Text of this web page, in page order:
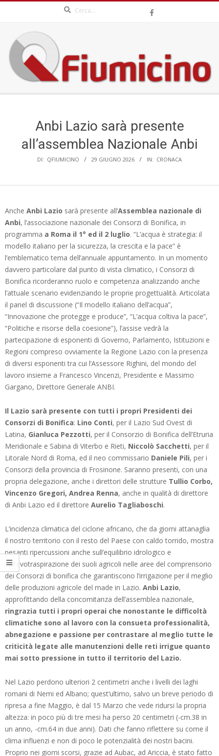
content
QFIUMICINO.COM
Anbi Lazio sarà presente
all’assemblea Nazionale Anbi
DI: QFIUMICINO 29 GIUGNO 2026 IN: CRONACA
Anche Anbi Lazio sarà presente all’Assemblea nazionale di
Anbi, l’associazione nazionale dei Consorzi di Bonifica, in
programma a Roma il 1° ed il 2 luglio. “L’acqua è strategia: il
modello italiano per la sicurezza, la crescita e la pace” è
l’emblematico tema dell’annuale appuntamento. In un momento
davvero particolare dal punto di vista climatico, i Consorzi di
Bonifica ricorderanno ruolo e competenza analizzando anche
l’attuale scenario evidenziando le proprie progettualità. Articolata
il panel di discussione (“Il modello italiano dell’acqua”,
“Innovazione che protegge e produce”, “L’acqua coltiva la pace”,
“Politiche e risorse della coesione”), l’assise vedrà la
partecipazione di esponenti di Governo, Parlamento, Istituzioni e
Regioni compreso ovviamente la Regione Lazio con la presenza
di diversi esponenti tra cui l’Assessore Righini, del mondo del
lavoro insieme a Francesco Vincenzi, Presidente e Massimo
Gargano, Direttore Generale ANBI.
Il Lazio sarà presente con tutti i propri Presidenti dei
Consorzi di Bonifica: Lino Conti, per il Lazio Sud Ovest di
Latina, Gianluca Pezzotti, per il Consorzio di Bonifica dell’Etruria
Meridionale e Sabina di Viterbo e Rieti, Niccolò Sacchetti, per il
Litorale Nord di Roma, ed il neo commissario Daniele Pili, per i
Consorzi della provincia di Frosinone. Saranno presenti, con una
propria delegazione, anche i direttori delle strutture Tullio Corbo,
Vincenzo Gregori, Andrea Renna, anche in qualità di direttore
di Anbi Lazio ed il direttore Aurelio Tagliaboschi.
L’incidenza climatica del ciclone africano, che da giorni attanaglia
il nostro territorio con il resto del Paese con caldo torrido, mostra
pesanti ripercussioni anche sull’equilibrio idrologico e
sull’evotraspirazione dei suoli agricoli nelle aree del comprensorio
dei Consorzi di bonifica che garantiscono l’irrigazione per il meglio
delle produzioni agricole del made in Lazio. Anbi Lazio,
approfittando della concomitanza dell’assemblea nazionale,
ringrazia tutti i propri operai che nonostante le difficoltà
climatiche sono al lavoro con la consueta professionalità,
abnegazione e passione per contrastare al meglio tutte le
criticità legate alle manutenzioni delle reti irrigue quanto
mai sotto pressione in tutto il territorio del Lazio.
Nel Lazio perdono ulteriori 2 centimetri anche i livelli dei laghi
romani di Nemi ed Albano; quest’ultimo, salvo un breve periodo di
ripresa a fine Maggio, è dal 15 Marzo che vede ridursi la propria
altezza: in poco più di tre mesi ha perso 20 centimetri (-cm.38 in
un anno, -cm.64 in due anni). Dati che fanno riflettere su come il
clima influenzi e non di poco le potenzialità dei nostri bacini.
Proprio nei giorni scorsi, grazie ad Aubac, ad Ariccia, è stato fatto